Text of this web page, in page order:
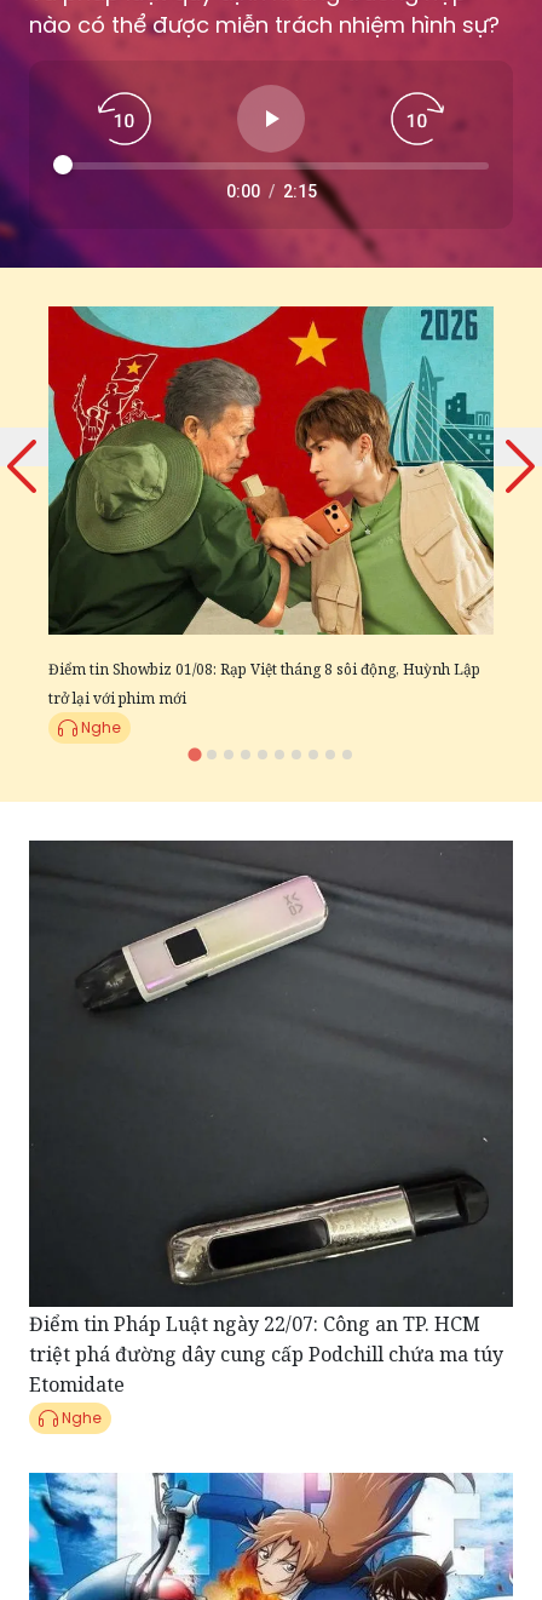
0:00 / 2:15
Điểm tin Showbiz 01/08: Rạp Việt tháng 8 sôi động, Huỳnh Lập
trở lại với phim mới
Nghe
Điểm tin Pháp Luật ngày 22/07: Công an TP. HCM
triệt phá đường dây cung cấp Podchill chứa ma túy
Etomidate
Nghe